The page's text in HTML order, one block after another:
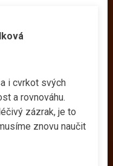
i cvrkot svých
a rovnováhu.
zázrak, je to
znovu naučit